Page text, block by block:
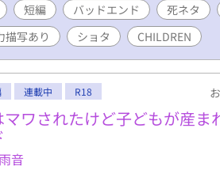
ましても責任が取れ
イトル横に＊印があ
付け下さい。 此方の
であり、実際のもの
作者は専門家ではあ
思います。 以上のこ
短編 バッドエンド 死ネタ
描写あり
ショタ CHILDREN
連載中 R18
マワされたけど子どもが産ま
音